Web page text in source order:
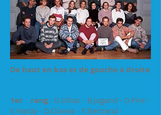
De haut en bas et de gauche à droite
:
1er rang: G.Ulliac - B.Jugand - O.Prie -
V.Hardy - D.Clowez - F.Bertrand -